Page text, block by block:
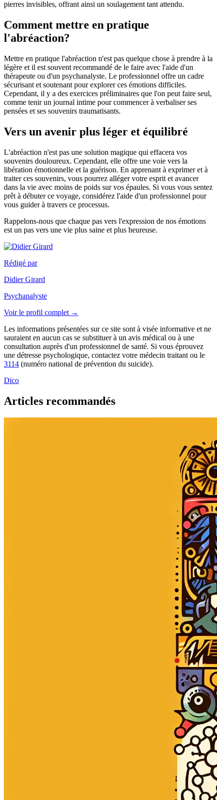
pierres invisibles, offrant ainsi un soulagement tant attendu.
Comment mettre en pratique
l'abréaction?
Mettre en pratique l'abréaction n'est pas quelque chose à prendre à la
légère et il est souvent recommandé de le faire avec l'aide d'un
thérapeute ou d'un psychanalyste. Le professionnel offre un cadre
sécurisant et soutenant pour explorer ces émotions difficiles.
Cependant, il y a des exercices préliminaires que l'on peut faire seul,
comme tenir un journal intime pour commencer à verbaliser ses
pensées et ses souvenirs traumatisants.
Vers un avenir plus léger et équilibré
L'abréaction n'est pas une solution magique qui effacera vos
souvenirs douloureux. Cependant, elle offre une voie vers la
libération émotionnelle et la guérison. En apprenant à exprimer et à
traiter ces souvenirs, vous pourrez alléger votre esprit et avancer
dans la vie avec moins de poids sur vos épaules. Si vous vous sentez
prêt à débuter ce voyage, considérez l'aide d'un professionnel pour
vous guider à travers ce processus.
Rappelons-nous que chaque pas vers l'expression de nos émotions
est un pas vers une vie plus saine et plus heureuse.
Rédigé par
Didier Girard
Psychanalyste
Voir le profil complet →
Les informations présentées sur ce site sont à visée informative et ne
sauraient en aucun cas se substituer à un avis médical ou à une
consultation auprès d'un professionnel de santé. Si vous éprouvez
une détresse psychologique, contactez votre médecin traitant ou le
3114 (numéro national de prévention du suicide).
Dico
Articles recommandés